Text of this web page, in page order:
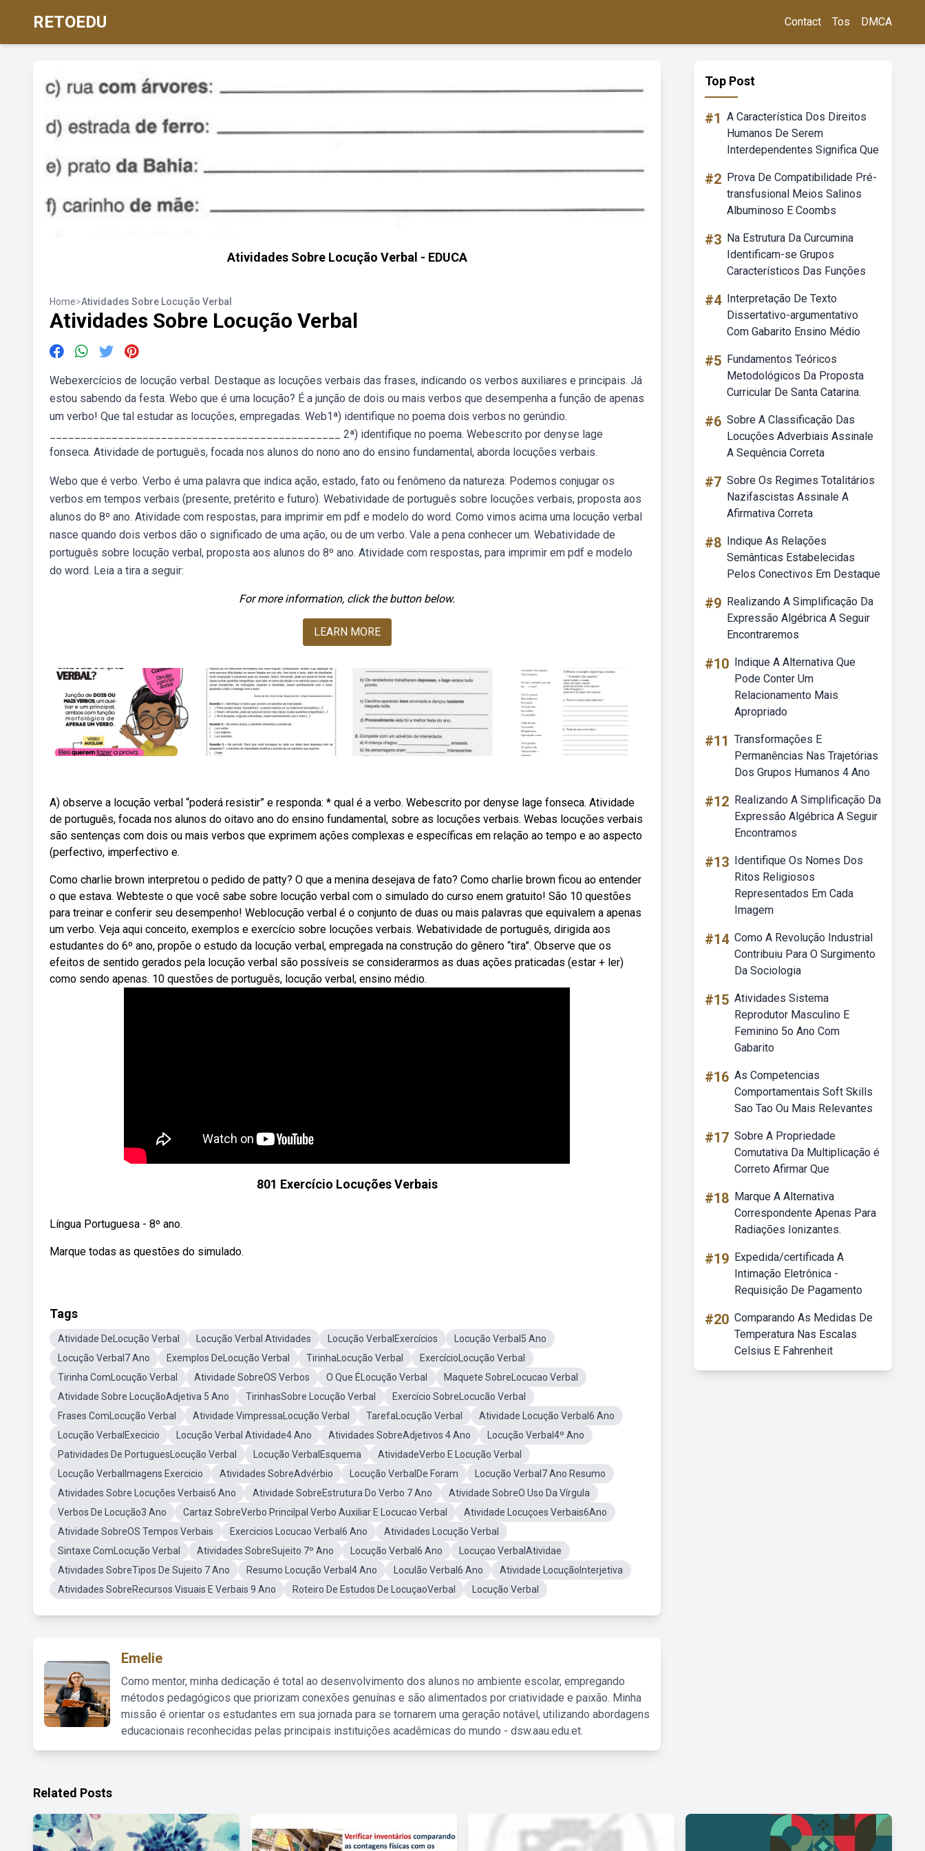
RETOEDU Contact Tos DMCA
Atividades Sobre Locução Verbal - EDUCA
Home>Atividades Sobre Locução Verbal
Atividades Sobre Locução Verbal
Webexercícios de locução verbal. Destaque as locuções verbais das frases, indicando os verbos auxiliares e principais. Já
estou sabendo da festa. Webo que é uma locução? É a junção de dois ou mais verbos que desempenha a função de apenas
um verbo! Que tal estudar as locuções, empregadas. Web1ª) identifique no poema dois verbos no gerúndio.
_______________________________________________ 2ª) identifique no poema. Webescrito por denyse lage
fonseca. Atividade de português, focada nos alunos do nono ano do ensino fundamental, aborda locuções verbais.
Webo que é verbo. Verbo é uma palavra que indica ação, estado, fato ou fenômeno da natureza. Podemos conjugar os
verbos em tempos verbais (presente, pretérito e futuro). Webatividade de português sobre locuções verbais, proposta aos
alunos do 8º ano. Atividade com respostas, para imprimir em pdf e modelo do word. Como vimos acima uma locução verbal
nasce quando dois verbos dão o significado de uma ação, ou de um verbo. Vale a pena conhecer um. Webatividade de
português sobre locução verbal, proposta aos alunos do 8º ano. Atividade com respostas, para imprimir em pdf e modelo
do word. Leia a tira a seguir:
For more information, click the button below.
LEARN MORE
A) observe a locução verbal “poderá resistir” e responda: * qual é a verbo. Webescrito por denyse lage fonseca. Atividade
de português, focada nos alunos do oitavo ano do ensino fundamental, sobre as locuções verbais. Webas locuções verbais
são sentenças com dois ou mais verbos que exprimem ações complexas e específicas em relação ao tempo e ao aspecto
(perfectivo, imperfectivo e.
Como charlie brown interpretou o pedido de patty? O que a menina desejava de fato? Como charlie brown ficou ao entender
o que estava. Webteste o que você sabe sobre locução verbal com o simulado do curso enem gratuito! São 10 questões
para treinar e conferir seu desempenho! Weblocução verbal é o conjunto de duas ou mais palavras que equivalem a apenas
um verbo. Veja aqui conceito, exemplos e exercício sobre locuções verbais. Webatividade de português, dirigida aos
estudantes do 6º ano, propõe o estudo da locução verbal, empregada na construção do gênero “tira”. Observe que os
efeitos de sentido gerados pela locução verbal são possíveis se considerarmos as duas ações praticadas (estar + ler)
como sendo apenas. 10 questões de português, locução verbal, ensino médio.
801 Exercício Locuções Verbais
Língua Portuguesa - 8º ano.
Marque todas as questões do simulado.
Tags
Atividade DeLocução Verbal Locução Verbal Atividades Locução VerbalExercícios
Locução Verbal5 Ano
Locução Verbal7 Ano
Exemplos DeLocução Verbal TirinhaLocução Verbal
ExercícioLocução Verbal
Tirinha ComLocução Verbal
Atividade SobreOS Verbos O Que ÉLocução Verbal
Maquete SobreLocucao Verbal
Atividade Sobre LocuçãoAdjetiva 5 Ano
TirinhasSobre Locução Verbal
Exercício SobreLocucão Verbal
Frases ComLocução Verbal
Atividade VimpressaLocução Verbal TarefaLocução Verbal
Atividade Locução Verbal6 Ano
Locução VerbalExecicio
Locução Verbal Atividade4 Ano Atividades SobreAdjetivos 4 Ano
Locução Verbal4º Ano
Patividades De PortuguesLocução Verbal
Locução VerbalEsquema
AtividadeVerbo E Locução Verbal
Locução VerbalImagens Exercicio
Atividades SobreAdvérbio Locução VerbalDe Foram
Locução Verbal7 Ano Resumo
Atividades Sobre Locuções Verbais6 Ano
Atividade SobreEstrutura Do Verbo 7 Ano
Atividade SobreO Uso Da Vírgula
Verbos De Locução3 Ano
Cartaz SobreVerbo Princilpal Verbo Auxiliar E Locucao Verbal
Atividade Locuçoes Verbais6Ano
Atividade SobreOS Tempos Verbais
Exercicios Locucao Verbal6 Ano
Atividades Locução Verbal
Sintaxe ComLocução Verbal
Atividades SobreSujeito 7º Ano Locução Verbal6 Ano
Locuçao VerbalAtividae
Atividades SobreTipos De Sujeito 7 Ano
Resumo Locução Verbal4 Ano Loculão Verbal6 Ano
Atividade LocuçãoInterjetiva
Atividades SobreRecursos Visuais E Verbais 9 Ano
Roteiro De Estudos De LocuçaoVerbal Locução Verbal
Emelie
Como mentor, minha dedicação é total ao desenvolvimento dos alunos no ambiente escolar, empregando
métodos pedagógicos que priorizam conexões genuínas e são alimentados por criatividade e paixão. Minha
missão é orientar os estudantes em sua jornada para se tornarem uma geração notável, utilizando abordagens
educacionais reconhecidas pelas principais instituições acadêmicas do mundo - dsw.aau.edu.et.
Top Post
#1 A Característica Dos Direitos
Humanos De Serem
Interdependentes Significa Que
#2 Prova De Compatibilidade Pré-
transfusional Meios Salinos
Albuminoso E Coombs
#3 Na Estrutura Da Curcumina
Identificam-se Grupos
Característicos Das Funções
#4 Interpretação De Texto
Dissertativo-argumentativo
Com Gabarito Ensino Médio
#5 Fundamentos Teóricos
Metodológicos Da Proposta
Curricular De Santa Catarina.
#6 Sobre A Classificação Das
Locuções Adverbiais Assinale
A Sequência Correta
#7 Sobre Os Regimes Totalitários
Nazifascistas Assinale A
Afirmativa Correta
#8 Indique As Relações
Semânticas Estabelecidas
Pelos Conectivos Em Destaque
#9 Realizando A Simplificação Da
Expressão Algébrica A Seguir
Encontraremos
#10 Indique A Alternativa Que
Pode Conter Um
Relacionamento Mais
Apropriado
#11 Transformações E
Permanências Nas Trajetórias
Dos Grupos Humanos 4 Ano
#12 Realizando A Simplificação Da
Expressão Algébrica A Seguir
Encontramos
#13 Identifique Os Nomes Dos
Ritos Religiosos
Representados Em Cada
Imagem
#14 Como A Revolução Industrial
Contribuiu Para O Surgimento
Da Sociologia
#15 Atividades Sistema
Reprodutor Masculino E
Feminino 5o Ano Com
Gabarito
#16 As Competencias
Comportamentais Soft Skills
Sao Tao Ou Mais Relevantes
#17 Sobre A Propriedade
Comutativa Da Multiplicação é
Correto Afirmar Que
#18 Marque A Alternativa
Correspondente Apenas Para
Radiações Ionizantes.
#19 Expedida/certificada A
Intimação Eletrônica -
Requisição De Pagamento
#20 Comparando As Medidas De
Temperatura Nas Escalas
Celsius E Fahrenheit
Related Posts